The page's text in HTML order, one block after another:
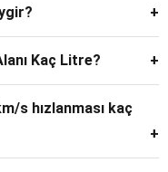
Kaç Litre?
s hızlanması kaç
0'dan 100 km/s hıza